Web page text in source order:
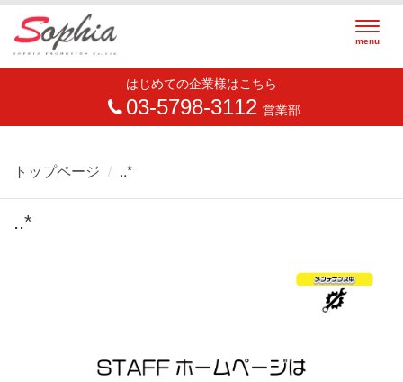
menu
はじめての企業様はこちら
03-5798-3112 営業部
トップページ ..*
..*